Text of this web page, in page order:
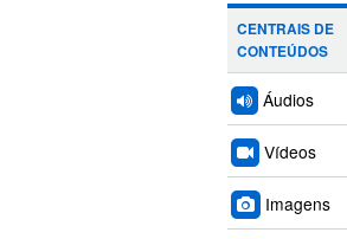
CENTRAIS DE
CONTEÚDOS
Áudios
Vídeos
Imagens